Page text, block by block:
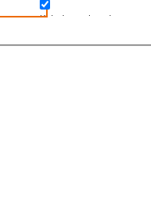
Kabelverschraubungen
Kabelverschraubungen